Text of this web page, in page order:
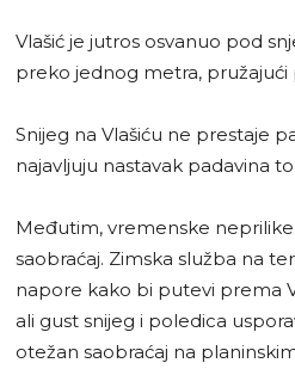
Vlašić je jutros osvanuo pod
preko jednog metra, pružajući
Snijeg na Vlašiću ne prestaje
najavljuju nastavak padavina
Međutim, vremenske
saobraćaj. Zimska služba na
napore kako bi putevi prema
ali gust snijeg i poledica
otežan saobraćaj na